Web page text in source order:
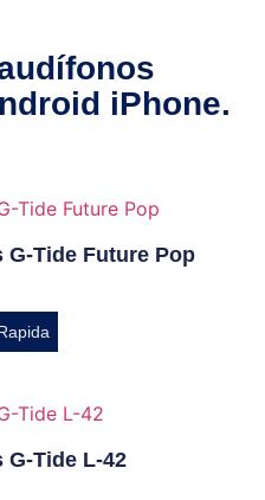
iPhone.
Tide Future Pop
Tide L-42